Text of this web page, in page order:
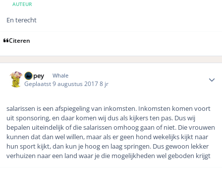
AUTEUR
En terecht
Citeren
Dopey Whale
Geplaatst9 augustus 20178 jr
salarissen is een afspiegeling van inkomsten. Inkomsten komen voort
uit sponsoring, en daar komen wij dus als kijkers ten pas. Dus wij
bepalen uiteindelijk of die salarissen omhoog gaan of niet. Die vrouwen
kunnen dat dan wel willen, maar als er geen hond wekelijks kijkt naar
hun sport kijkt, dan kun je hoog en laag springen. Dus gewoon lekker
verhuizen naar een land waar je die mogelijkheden wel geboden krijgt